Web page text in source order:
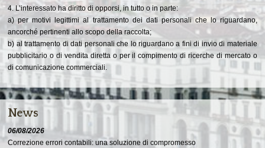
4. L’interessato ha diritto di opporsi, in tutto o in parte:
a) per motivi legittimi al trattamento dei dati personali che lo riguardano,
ancorché pertinenti allo scopo della raccolta;
b) al trattamento di dati personali che lo riguardano a fini di invio di materiale
pubblicitario o di vendita diretta o per il compimento di ricerche di mercato o
di comunicazione commerciali.
News
06/08/2026
Correzione errori contabili: una soluzione di compromesso